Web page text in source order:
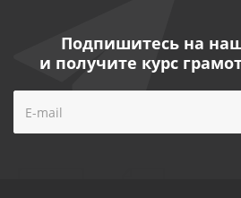
Подпишитесь на
и получите курс